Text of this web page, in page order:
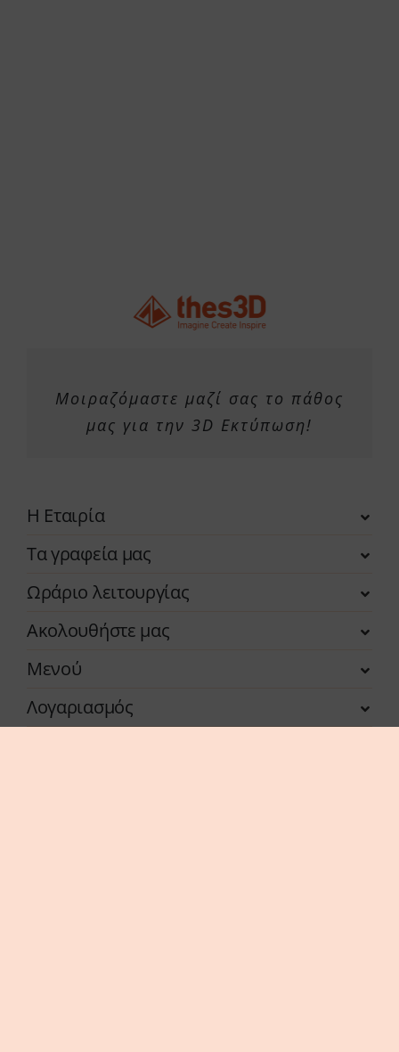
Μοιραζόμαστε μαζί σας το πάθος
μας για την 3D Εκτύπωση!
Η Εταιρία
Τα γραφεία μας
Ωράριο λειτουργίας
Ακολουθήστε μας
Μενού
Λογαριασμός